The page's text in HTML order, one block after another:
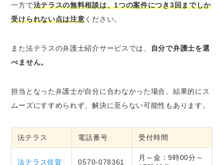
一方で法テラスの無料相談は、1つの案件につき3回までしか
受けられない点は注意ください。
また法テラスの弁護士紹介サービスでは、
自分で弁護士を選
べません。
担当となった弁護士が自分に合わなかった場合、結果的にス
ムーズにすすめられず、解決に至らない可能性もあります。
法テラス 電話番号 受付時間
法テラス佐賀 0570-078361
月～金：9時00分～